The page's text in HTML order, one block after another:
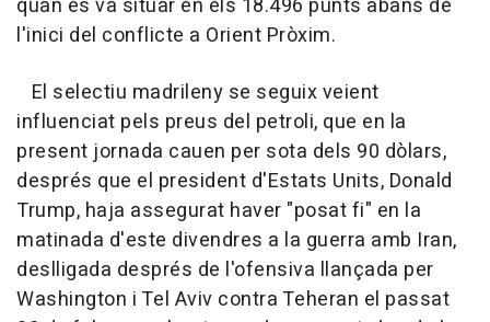
quan es va situar en els 18.496 punts abans de
l'inici del conflicte a Orient Pròxim.
El selectiu madrileny se seguix veient
influenciat pels preus del petroli, que en la
present jornada cauen per sota dels 90 dòlars,
després que el president d'Estats Units, Donald
Trump, haja assegurat haver "posat fi" en la
matinada d'este divendres a la guerra amb Iran,
deslligada després de l'ofensiva llançada per
Washington i Tel Aviv contra Teheran el passat